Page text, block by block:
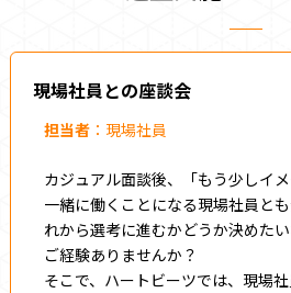
現場社員との座談会
担当者：現場社員
カジュアル面談後、「もう少しイ
一緒に働くことになる現場社員と
れから選考に進むかどうか決めた
ご経験ありませんか？
そこで、ハートビーツでは、現場